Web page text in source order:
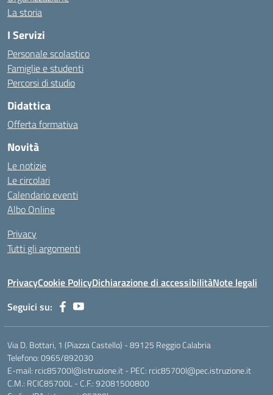
La storia
I Servizi
Personale scolastico
Famiglie e studenti
Percorsi di studio
Didattica
Offerta formativa
Novità
Le notizie
Le circolari
Calendario eventi
Albo Online
Privacy
Tutti gli argomenti
PrivacyCookie PolicyDichiarazione di accessibilitàNote legali
Seguici su:
Via D. Bottari, 1 (Piazza Castello) - 89125 Reggio Calabria
Telefono: 0965/892030
E-mail: rcic85700l@istruzione.it - PEC: rcic85700l@pec.istruzione.it
C.M.: RCIC85700L - C.F.: 92081500800